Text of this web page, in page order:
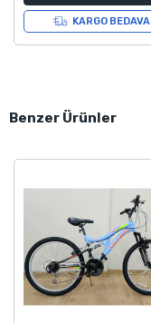
KARGO BEDAVA
Benzer Ürünler